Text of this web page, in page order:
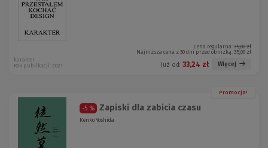
Cena regularna: 35,00 zł
Najniższa cena z 30 dni przed obniżką: 35,00 zł
Już od: 33,24 zł Więcej
karakter
Rok publikacji: 2021
Promocja!
-5 % Zapiski dla zabicia czasu
Kenko Yoshida